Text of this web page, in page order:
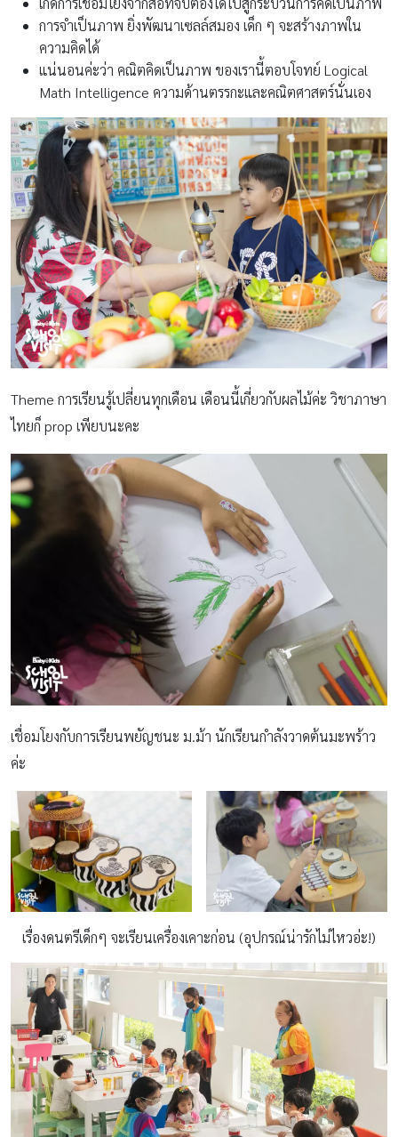
การจำเป็นภาพ ยิ่งพัฒนาเซลล์สมอง เด็ก ๆ จะสร้างภาพใน
ความคิดได้
แน่นอนค่ะว่า คณิตคิดเป็นภาพ ของเรานี้ตอบโจทย์ Logical
Math Intelligence ความด้านตรรกะและคณิตศาสตร์นั่นเอง
Theme การเรียนรู้เปลี่ยนทุกเดือน เดือนนี้เกี่ยวกับผลไม้ค่ะ วิชาภาษา
ไทยก็ prop เพียบนะคะ
เชื่อมโยงกับการเรียนพยัญชนะ ม.ม้า นักเรียนกำลังวาดต้นมะพร้าว
ค่ะ
เรื่องดนตรีเด็กๆ จะเรียนเครื่องเคาะก่อน (อุปกรณ์น่ารักไม่ไหวอ่ะ!)